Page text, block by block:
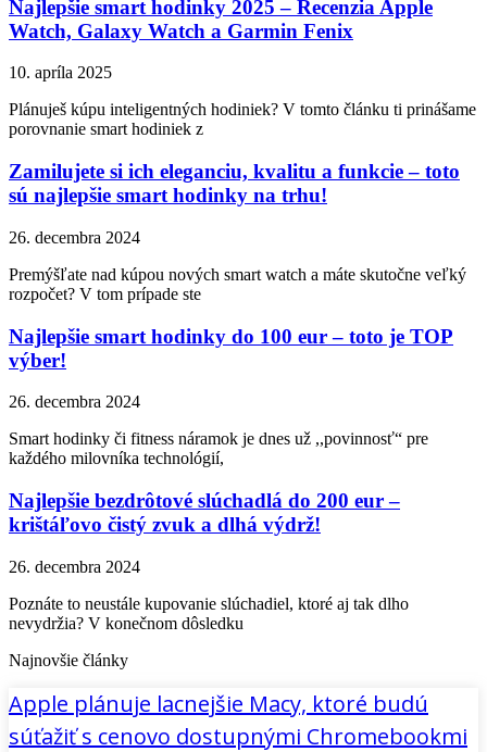
Najlepšie smart hodinky 2025 – Recenzia Apple
Watch, Galaxy Watch a Garmin Fenix
10. apríla 2025
Plánuješ kúpu inteligentných hodiniek? V tomto článku ti prinášame
porovnanie smart hodiniek z
Zamilujete si ich eleganciu, kvalitu a funkcie – toto
sú najlepšie smart hodinky na trhu!
26. decembra 2024
Premýšľate nad kúpou nových smart watch a máte skutočne veľký
rozpočet? V tom prípade ste
Najlepšie smart hodinky do 100 eur – toto je TOP
výber!
26. decembra 2024
Smart hodinky či fitness náramok je dnes už ,,povinnosť“ pre
každého milovníka technológií,
Najlepšie bezdrôtové slúchadlá do 200 eur –
krištáľovo čistý zvuk a dlhá výdrž!
26. decembra 2024
Poznáte to neustále kupovanie slúchadiel, ktoré aj tak dlho
nevydržia? V konečnom dôsledku
Najnovšie články
Apple plánuje lacnejšie Macy, ktoré budú
súťažiť s cenovo dostupnými Chromebookmi